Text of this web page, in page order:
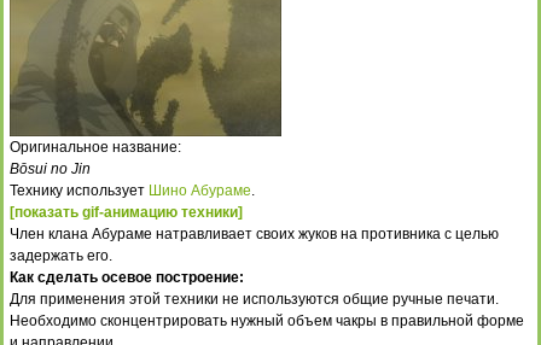
Оригинальное название:
Bōsui no Jin
Технику использует Шино Абураме.
[показать gif-анимацию техники]
Член клана Абураме натравливает своих жуков на противника с целью
задержать его.
Как сделать осевое построение:
Для применения этой техники не используются общие ручные печати.
Необходимо сконцентрировать нужный объем чакры в правильной форме